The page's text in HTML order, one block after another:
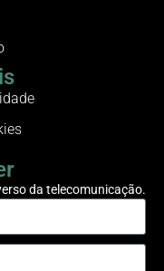
da telecomunicação.